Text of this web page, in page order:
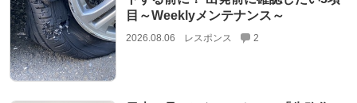
目～Weeklyメンテナンス～
2026.08.06 レスポンス 2